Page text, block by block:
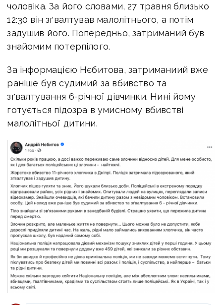
чоловіка. За його словами, 27 травня близько
12:30 він зґвалтував малолітнього, а потім
задушив його. Попередньо, затриманий був
знайомим потерпілого.
За інформацією Нєбитова, затриманиий вже
раніше був судимий за вбивство та
зґвалтування 6-річної дівчинки. Нині йому
готується підозра в умисному вбивстві
малолітньої дитини.